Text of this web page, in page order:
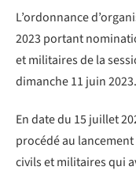
L’ordonnance
2023 portant
et militaires de la
dimanche 11 juin 2023.
En date du 15 juillet
procédé au
civils et militaires qui